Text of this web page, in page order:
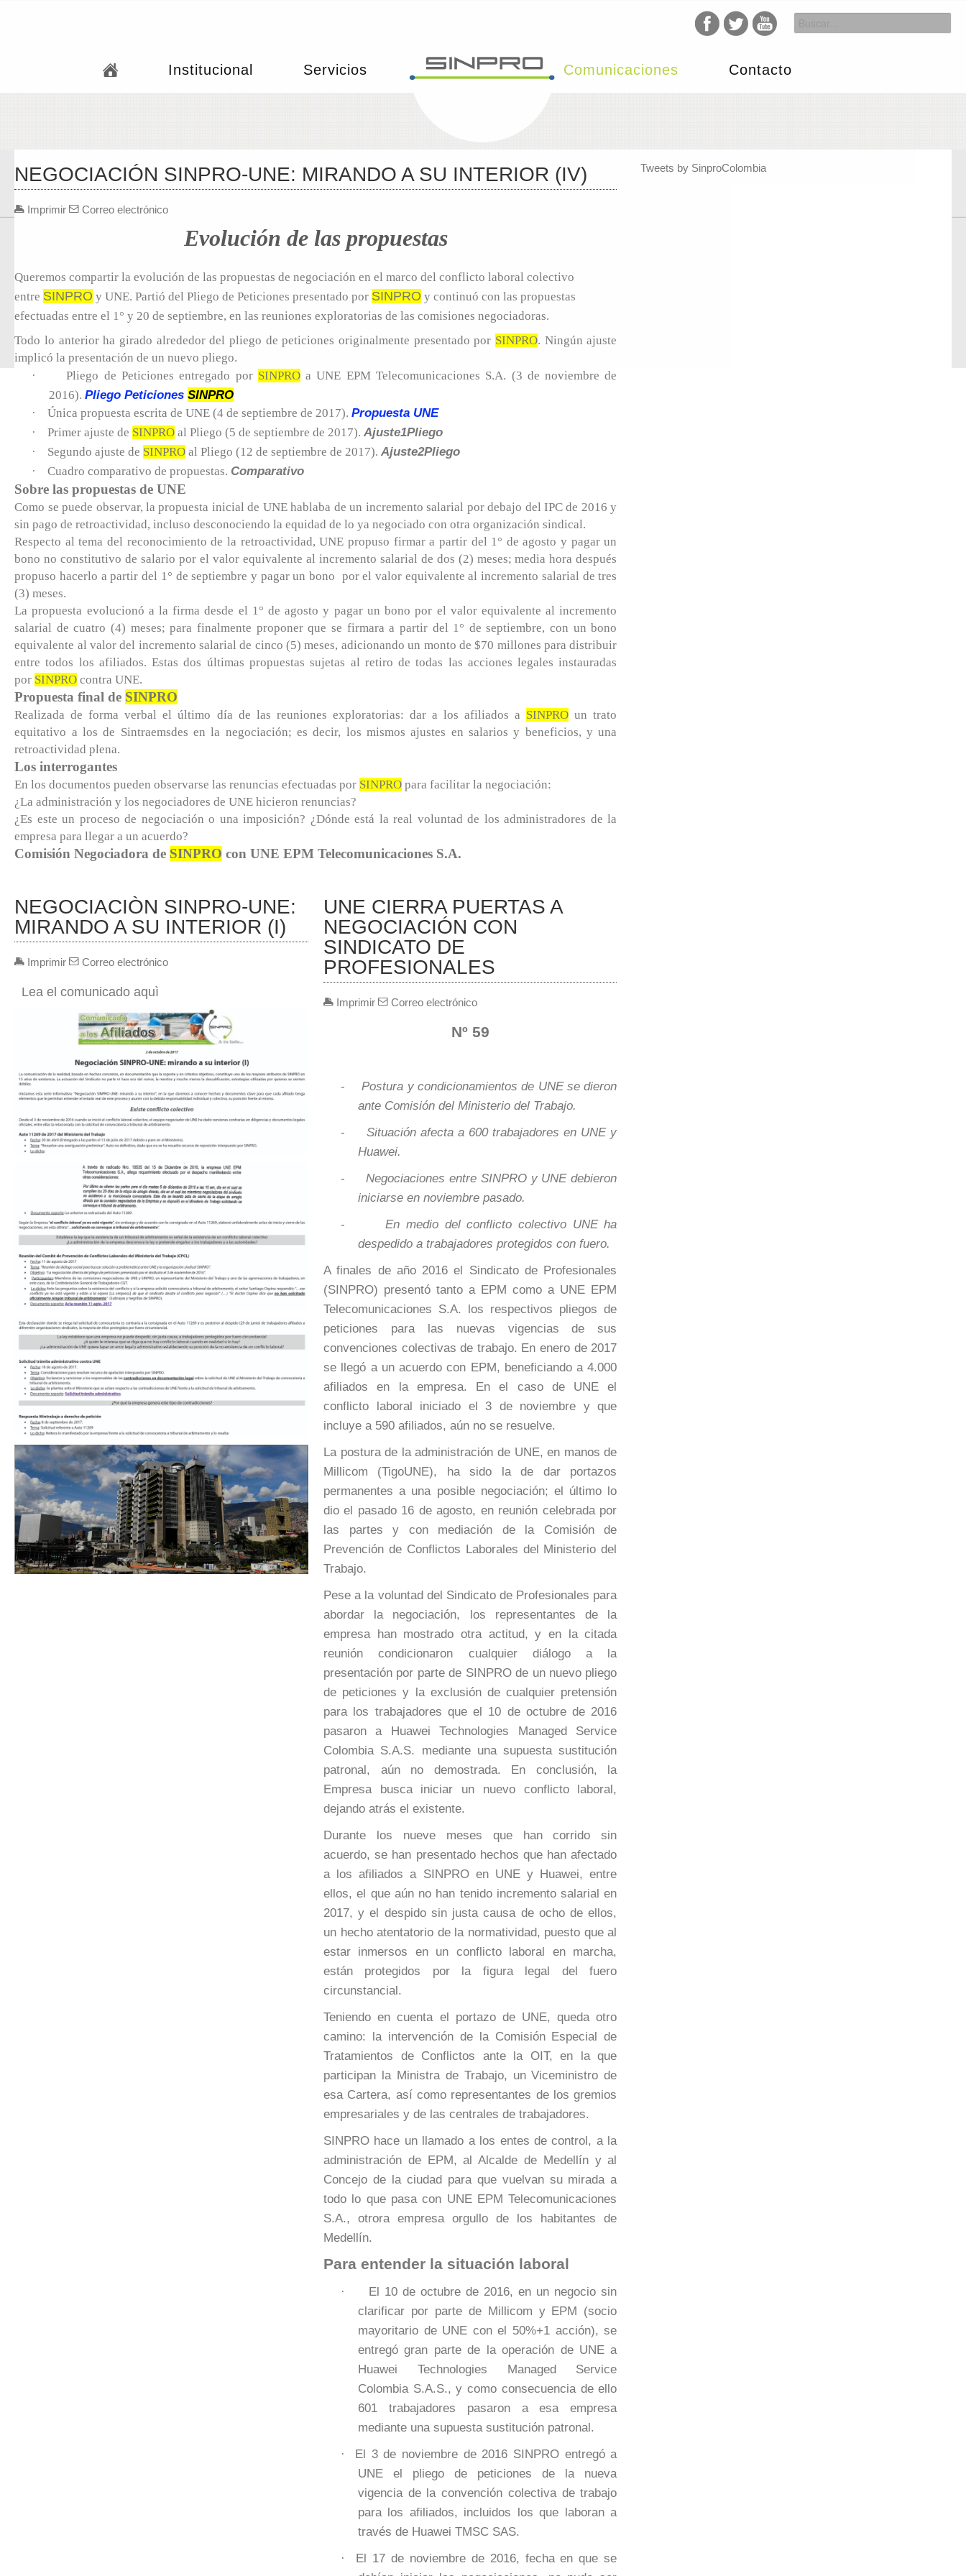
Institucional Servicios Comunicaciones Contacto
NEGOCIACIÓN SINPRO-UNE: MIRANDO A SU INTERIOR (IV)
Imprimir Correo electrónico
Evolución de las propuestas
Queremos compartir la evolución de las propuestas de negociación en el marco del conflicto laboral colectivo
entre SINPRO y UNE. Partió del Pliego de Peticiones presentado por SINPRO y continuó con las propuestas
efectuadas entre el 1° y 20 de septiembre, en las reuniones exploratorias de las comisiones negociadoras.
Todo lo anterior ha girado alrededor del pliego de peticiones originalmente presentado por SINPRO. Ningún ajuste
implicó la presentación de un nuevo pliego.
·
Pliego de Peticiones entregado por SINPROa UNE EPM Telecomunicaciones S.A. (3 de noviembre de
2016). Pliego PeticionesSINPRO
· Única propuesta escrita de UNE (4 de septiembre de 2017).Propuesta UNE
· Primer ajuste de SINPRO al Pliego (5 de septiembre de 2017).Ajuste1Pliego
· Segundo ajuste de SINPRO al Pliego (12 de septiembre de 2017).Ajuste2Pliego
· Cuadro comparativo de propuestas. Comparativo
Sobre las propuestas de UNE
Como se puede observar, la propuesta inicial de UNE hablaba de un incremento salarial por debajo del IPC de 2016 y
sin pago de retroactividad, incluso desconociendo la equidad de lo ya negociado con otra organización sindical.
Respecto al tema del reconocimiento de la retroactividad, UNE propuso firmar a partir del 1° de agosto y pagar un
bono no constitutivo de salario por el valor equivalente al incremento salarial de dos (2) meses; media hora después
propuso hacerlo a partir del 1° de septiembre y pagar un bono por el valor equivalente al incremento salarial de tres
(3) meses.
La propuesta evolucionó a la firma desde el 1° de agosto y pagar un bono por el valor equivalente al incremento
salarial de cuatro (4) meses; para finalmente proponer que se firmara a partir del 1° de septiembre, con un bono
equivalente al valor del incremento salarial de cinco (5) meses, adicionando un monto de $70 millones para distribuir
entre todos los afiliados. Estas dos últimas propuestas sujetas al retiro de todas las acciones legales instauradas
por SINPRO contra UNE.
Propuesta final de SINPRO
Realizada de forma verbal el último día de las reuniones exploratorias: dar a los afiliados a SINPRO un trato
equitativo a los de Sintraemsdes en la negociación; es decir, los mismos ajustes en salarios y beneficios, y una
retroactividad plena.
Los interrogantes
En los documentos pueden observarse las renuncias efectuadas por SINPRO para facilitar la negociación:
¿La administración y los negociadores de UNE hicieron renuncias?
¿Es este un proceso de negociación o una imposición? ¿Dónde está la real voluntad de los administradores de la
empresa para llegar a un acuerdo?
Comisión Negociadora de SINPRO con UNE EPM Telecomunicaciones S.A.
NEGOCIACIÒN SINPRO-UNE:
MIRANDO A SU INTERIOR (I)
Imprimir Correo electrónico
Lea el comunicado aquì
UNE CIERRA PUERTAS A
NEGOCIACIÓN CON
SINDICATO DE
PROFESIONALES
Imprimir Correo electrónico
Nº 59
-
Postura y condicionamientos de UNE se dieron
ante Comisión del Ministerio del Trabajo.
-
Situación afecta a 600 trabajadores en UNE y
Huawei.
-
Negociaciones entre SINPRO y UNE debieron
iniciarse en noviembre pasado.
-
En medio del conflicto colectivo UNE ha
despedido a trabajadores protegidos con fuero.
A finales de año 2016 el Sindicato de Profesionales
(SINPRO) presentó tanto a EPM como a UNE EPM
Telecomunicaciones S.A. los respectivos pliegos de
peticiones para las nuevas vigencias de sus
convenciones colectivas de trabajo. En enero de 2017
se llegó a un acuerdo con EPM, beneficiando a 4.000
afiliados en la empresa. En el caso de UNE el
conflicto laboral iniciado el 3 de noviembre y que
incluye a 590 afiliados, aún no se resuelve.
La postura de la administración de UNE, en manos de
Millicom (TigoUNE), ha sido la de dar portazos
permanentes a una posible negociación; el último lo
dio el pasado 16 de agosto, en reunión celebrada por
las partes y con mediación de la Comisión de
Prevención de Conflictos Laborales del Ministerio del
Trabajo.
Pese a la voluntad del Sindicato de Profesionales para
abordar la negociación, los representantes de la
empresa han mostrado otra actitud, y en la citada
reunión condicionaron cualquier diálogo a la
presentación por parte de SINPRO de un nuevo pliego
de peticiones y la exclusión de cualquier pretensión
para los trabajadores que el 10 de octubre de 2016
pasaron a Huawei Technologies Managed Service
Colombia S.A.S. mediante una supuesta sustitución
patronal, aún no demostrada. En conclusión, la
Empresa busca iniciar un nuevo conflicto laboral,
dejando atrás el existente.
Durante los nueve meses que han corrido sin
acuerdo, se han presentado hechos que han afectado
a los afiliados a SINPRO en UNE y Huawei, entre
ellos, el que aún no han tenido incremento salarial en
2017, y el despido sin justa causa de ocho de ellos,
un hecho atentatorio de la normatividad, puesto que al
estar inmersos en un conflicto laboral en marcha,
están protegidos por la figura legal del fuero
circunstancial.
Teniendo en cuenta el portazo de UNE, queda otro
camino: la intervención de la Comisión Especial de
Tratamientos de Conflictos ante la OIT, en la que
participan la Ministra de Trabajo, un Viceministro de
esa Cartera, así como representantes de los gremios
empresariales y de las centrales de trabajadores.
SINPRO hace un llamado a los entes de control, a la
administración de EPM, al Alcalde de Medellín y al
Concejo de la ciudad para que vuelvan su mirada a
todo lo que pasa con UNE EPM Telecomunicaciones
S.A., otrora empresa orgullo de los habitantes de
Medellín.
Para entender la situación laboral
·
El 10 de octubre de 2016, en un negocio sin
clarificar por parte de Millicom y EPM (socio
mayoritario de UNE con el 50%+1 acción), se
entregó gran parte de la operación de UNE a
Huawei Technologies Managed Service
Colombia S.A.S., y como consecuencia de ello
601 trabajadores pasaron a esa empresa
mediante una supuesta sustitución patronal.
·
El 3 de noviembre de 2016 SINPRO entregó a
UNE el pliego de peticiones de la nueva
vigencia de la convención colectiva de trabajo
para los afiliados, incluidos los que laboran a
través de Huawei TMSC SAS.
·
El 17 de noviembre de 2016, fecha en que se
Tweets by SinproColombia